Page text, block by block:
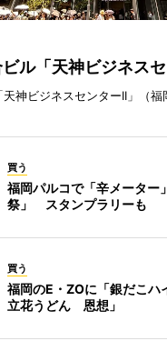
ル「天神ビジネス
天神ビジネスセンターII」（
買う
福岡パルコで「辛メーター
祭」 スタンプラリーも
買う
福岡のE・ZOに「銀だこハ
立花うどん 恩想」